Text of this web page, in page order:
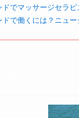
でマッサージセラピ
ドで働くには？ニュ